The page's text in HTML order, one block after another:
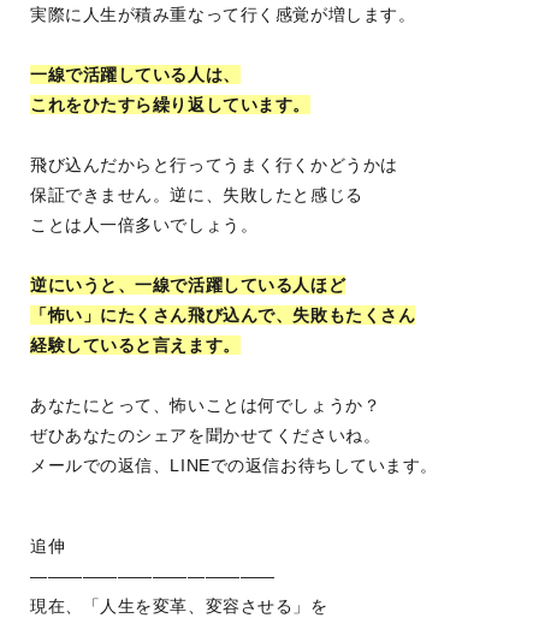
実際に人生が積み重なって行く感覚が増します。
一線で活躍している人は、
これをひたすら繰り返しています。
飛び込んだからと行ってうまく行くかどうかは
保証できません。逆に、失敗したと感じる
ことは人一倍多いでしょう。
逆にいうと、一線で活躍している人ほど
「怖い」にたくさん飛び込んで、失敗もたくさん
経験していると言えます。
あなたにとって、怖いことは何でしょうか？
ぜひあなたのシェアを聞かせてくださいね。
メールでの返信、LINEでの返信お待ちしています。
追伸
——————————————
現在、「人生を変革、変容させる」を